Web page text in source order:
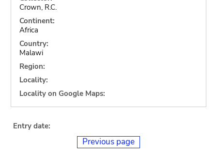
Crown, R.C.
Continent:
Africa
Country:
Malawi
Region:
Locality:
Locality on Google Maps:
Entry date:
Previous page